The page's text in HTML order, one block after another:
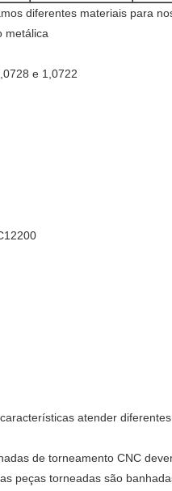
diferentes materiais para
metálica
e 1,0722
atender
de torneamento CNC
peças torneadas são